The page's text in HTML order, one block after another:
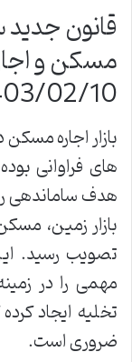
قانون جدید
مسکن و
1403/02/10) و تاثیر آن
بازار اجاره
های فراوانی
هدف ساماندهی
تصویب رسید.
مهمی را در
تخلیه ایجاد
ضروری است.